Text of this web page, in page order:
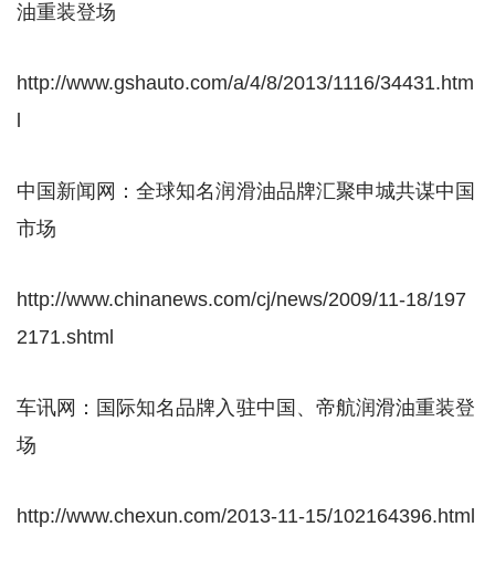
油重装登场
http://www.gshauto.com/a/4/8/2013/1116/34431.htm
中国新闻网：全球知名润滑油品牌汇聚申城共谋中国
市场
http://www.chinanews.com/cj/news/2009/11-18/197
2171.shtml
车讯网：国际知名品牌入驻中国、帝航润滑油重装登
场
http://www.chexun.com/2013-11-15/102164396.html